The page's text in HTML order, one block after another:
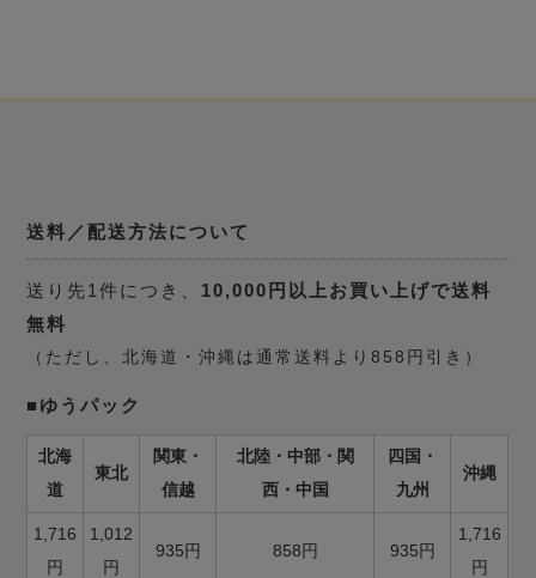
送料／配送方法について
送り先1件につき、 10,000円以上お買い上げで送料
無料
（ただし、北海道・沖縄は通常送料より858円引き）
■ゆうパック
北海
道
東北
関東・
信越
北陸・中部・関
西・中国
四国・
九州
沖縄
1,716
円
1,012
円
935円 858円 935円
1,716
円